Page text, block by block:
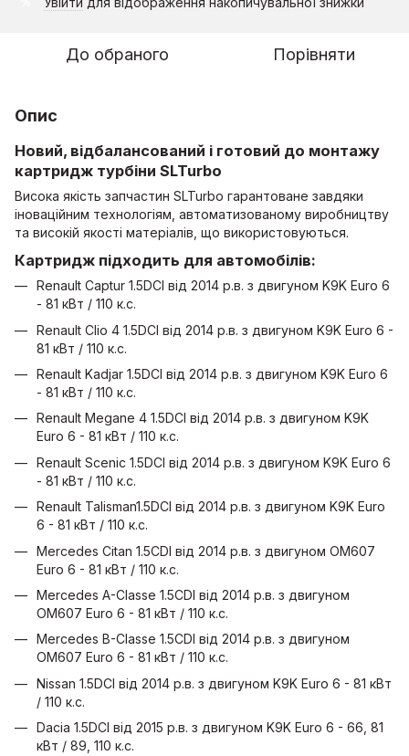
До обраного Порівняти
Опис
Новий, відбалансований і готовий до монтажу
картридж турбіни SLTurbo
Висока якість запчастин SLTurbo гарантоване завдяки
іноваційним технологіям, автоматизованому виробництву
та високій якості матеріалів, що використовуються.
Картридж підходить для автомобілів:
Renault Captur 1.5DCI від 2014 р.в. з двигуном K9K Euro 6
- 81 кВт / 110 к.с.
Renault Clio 4 1.5DCI від 2014 р.в. з двигуном K9K Euro 6 -
81 кВт / 110 к.с.
Renault Kadjar 1.5DCI від 2014 р.в. з двигуном K9K Euro 6
- 81 кВт / 110 к.с.
Renault Megane 4 1.5DCI від 2014 р.в. з двигуном K9K
Euro 6 - 81 кВт / 110 к.с.
Renault Scenic 1.5DCI від 2014 р.в. з двигуном K9K Euro 6
- 81 кВт / 110 к.с.
Renault Talisman1.5DCI від 2014 р.в. з двигуном K9K Euro
6 - 81 кВт / 110 к.с.
Mercedes Citan 1.5CDI від 2014 р.в. з двигуном OM607
Euro 6 - 81 кВт / 110 к.с.
Mercedes A-Classe 1.5CDI від 2014 р.в. з двигуном
OM607 Euro 6 - 81 кВт / 110 к.с.
Mercedes B-Classe 1.5CDI від 2014 р.в. з двигуном
OM607 Euro 6 - 81 кВт / 110 к.с.
Nissan 1.5DCI від 2014 р.в. з двигуном K9K Euro 6 - 81 кВт
/ 110 к.с.
Dacia 1.5DCI від 2015 р.в. з двигуном K9K Euro 6 - 66, 81
кВт / 89, 110 к.с.